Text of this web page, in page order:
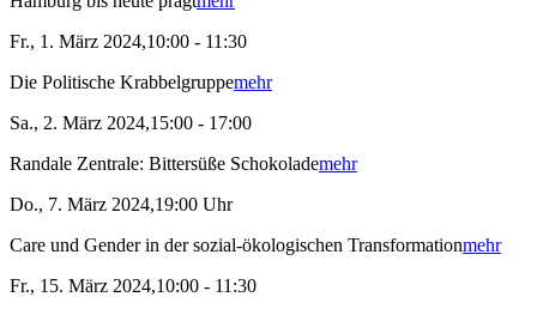
Fr., 1. März 2024,10:00 - 11:30
Die Politische Krabbelgruppemehr
Sa., 2. März 2024,15:00 - 17:00
Randale Zentrale: Bittersüße Schokolademehr
Do., 7. März 2024,19:00 Uhr
Care und Gender in der sozial-ökologischen Transformationmehr
Fr., 15. März 2024,10:00 - 11:30